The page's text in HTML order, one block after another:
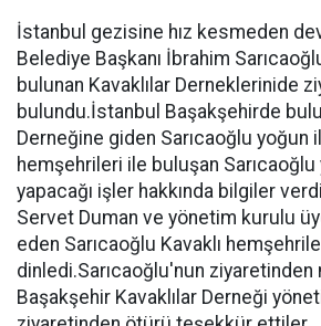
İstanbul gezisine hız kesmeden
Belediye Başkanı İbrahim
bulunan Kavaklılar Derneklerinide
bulundu.İstanbul Başakşehirde
Derneğine giden Sarıcaoğlu yoğun
hemşehrileri ile buluşan Sarıcaoğlu
yapacağı işler hakkında bilgiler
Servet Duman ve yönetim kurulu
eden Sarıcaoğlu Kavaklı
dinledi.Sarıcaoğlu'nun ziyaretinden
Başakşehir Kavaklılar Derneği